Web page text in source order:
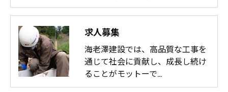
求人募集
海老澤建設では、高品質な工事を
通じて社会に貢献し、成長し続け
ることがモットーで…